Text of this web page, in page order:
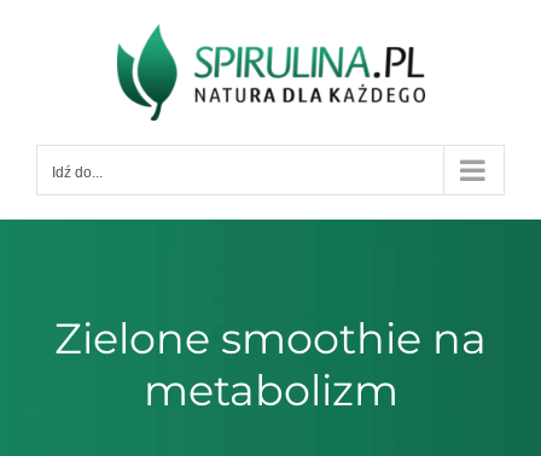
Idź do...
Zielone smoothie na
metabolizm